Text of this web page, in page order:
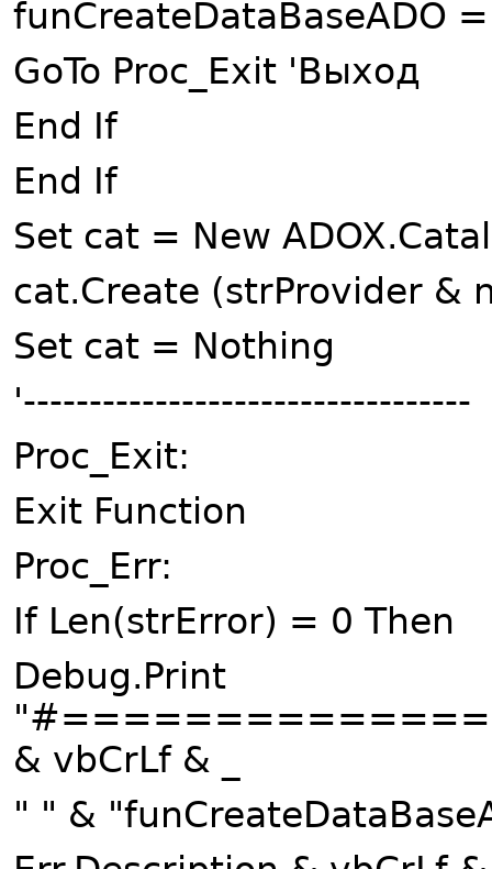
funCreateDataBaseADO
GoTo Proc_Exit 'Выход
End If
End If
Set cat = New
cat.Create (strProvider &
Set cat = Nothing
'----------------------------------
Proc_Exit:
Exit Function
Proc_Err:
If Len(strError) = 0 Then
Debug.Print
& vbCrLf & _
" " &